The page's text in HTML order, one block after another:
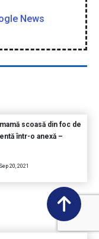
News
scoasă din foc de
într-o anexă –
20, 2021